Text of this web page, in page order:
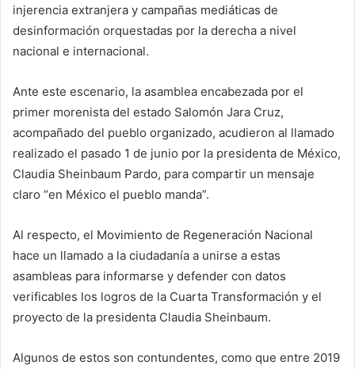
injerencia extranjera y campañas mediáticas de
desinformación orquestadas por la derecha a nivel
nacional e internacional.
Ante este escenario, la asamblea encabezada por el
primer morenista del estado Salomón Jara Cruz,
acompañado del pueblo organizado, acudieron al llamado
realizado el pasado 1 de junio por la presidenta de México,
Claudia Sheinbaum Pardo, para compartir un mensaje
claro “en México el pueblo manda”.
Al respecto, el Movimiento de Regeneración Nacional
hace un llamado a la ciudadanía a unirse a estas
asambleas para informarse y defender con datos
verificables los logros de la Cuarta Transformación y el
proyecto de la presidenta Claudia Sheinbaum.
Algunos de estos son contundentes, como que entre 2019